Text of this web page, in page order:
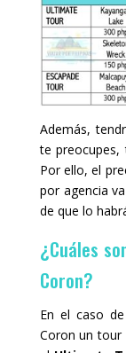
Además,
te preocupes,
Por ello, el
por agencia
de que lo
¿Cuáles
Coron?
En el caso
Coron un tour